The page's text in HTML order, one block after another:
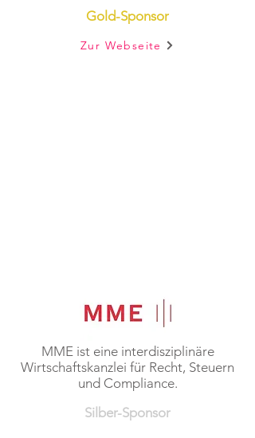
Gold-Sponsor
Zur Webseite
MME ist eine interdisziplinäre
Wirtschaftskanzlei für Recht, Steuern
und Compliance.
Silber-Sponsor